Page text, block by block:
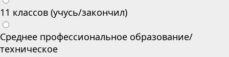
11 классов (учусь/закончил)
Среднее профессиональное образование/
техническое